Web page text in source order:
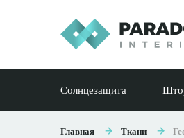
Солнцезащита
Главная Ткани